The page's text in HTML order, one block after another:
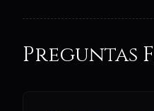
Preguntas